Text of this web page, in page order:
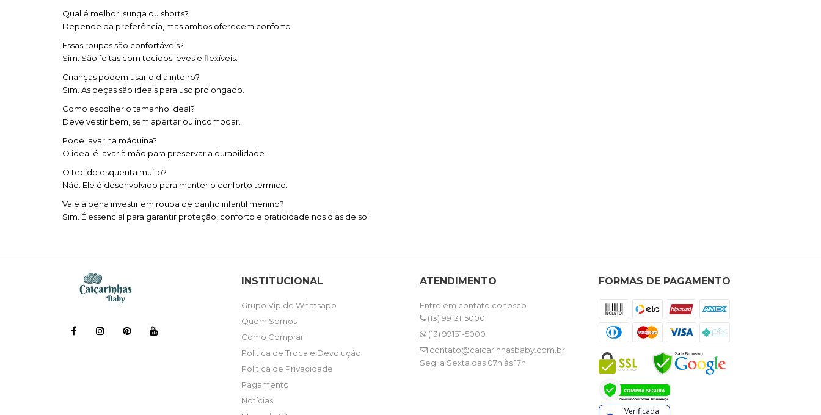
Qual é melhor: sunga ou shorts?
Depende da preferência, mas ambos oferecem conforto.
Essas roupas são confortáveis?
Sim. São feitas com tecidos leves e flexíveis.
Crianças podem usar o dia inteiro?
Sim. As peças são ideais para uso prolongado.
Como escolher o tamanho ideal?
Deve vestir bem, sem apertar ou incomodar.
Pode lavar na máquina?
O ideal é lavar à mão para preservar a durabilidade.
O tecido esquenta muito?
Não. Ele é desenvolvido para manter o conforto térmico.
Vale a pena investir em roupa de banho infantil menino?
Sim. É essencial para garantir proteção, conforto e praticidade nos dias de sol.
INSTITUCIONAL
Grupo Vip de Whatsapp
Quem Somos
Como Comprar
Política de Troca e Devolução
Política de Privacidade
Pagamento
Notícias
ATENDIMENTO
Entre em contato conosco
(13) 99131-5000
(13) 99131-5000
contato@caicarinhasbaby.com.br
Seg. a Sexta das 07h às 17h
FORMAS DE PAGAMENTO
Verificada